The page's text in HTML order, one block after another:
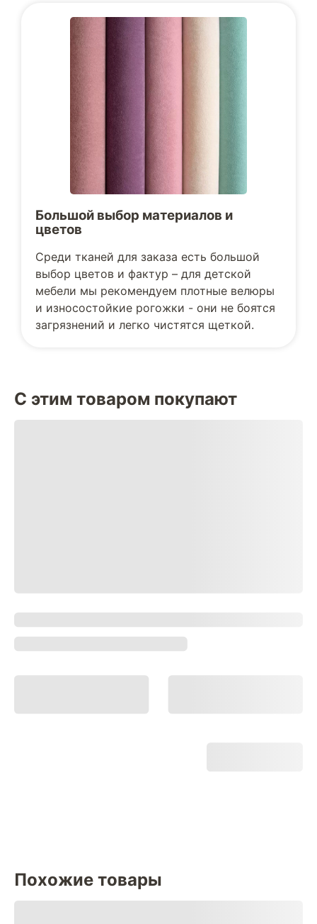
Большой выбор материалов и
цветов
Среди тканей для заказа есть большой
выбор цветов и фактур – для детской
мебели мы рекомендуем плотные велюры
и износостойкие рогожки - они не боятся
загрязнений и легко чистятся щеткой.
С этим товаром покупают
Похожие товары